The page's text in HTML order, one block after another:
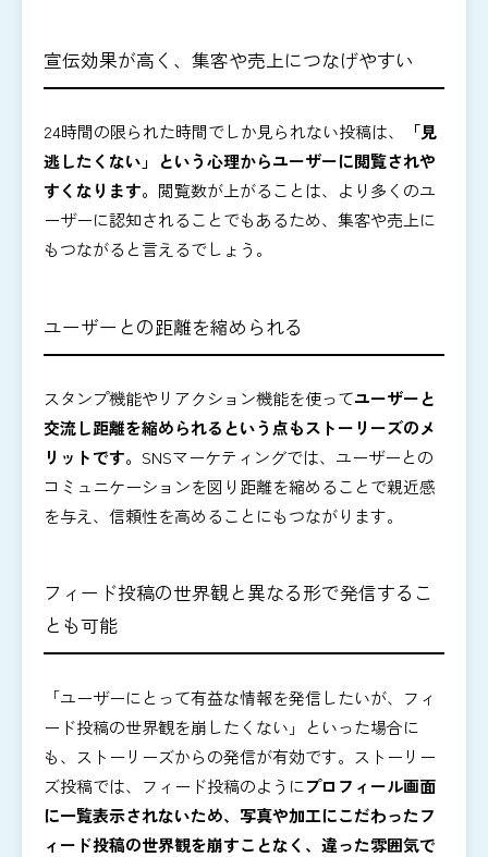
宣伝効果が高く、集客や売上につなげやすい
24時間の限られた時間でしか見られない投稿は、
「見
逃したくない」という心理からユーザーに閲覧されや
すくなります。 閲覧数が上がることは、より多くのユ
ーザーに認知されることでもあるため、集客や売上に
もつながると言えるでしょう。
ユーザーとの距離を縮められる
スタンプ機能やリアクション機能を使ってユーザーと
交流し距離を縮められるという点もストーリーズのメ
リットです。 SNSマーケティングでは、ユーザーとの
コミュニケーションを図り距離を縮めることで親近感
を与え、信頼性を高めることにもつながります。
フィード投稿の世界観と異なる形で発信するこ
とも可能
「ユーザーにとって有益な情報を発信したいが、フィ
ード投稿の世界観を崩したくない」といった場合に
も、ストーリーズからの発信が有効です。ストーリー
ズ投稿では、フィード投稿のようにプロフィール画面
に一覧表示されないため、写真や加工にこだわったフ
ィード投稿の世界観を崩すことなく、違った雰囲気で